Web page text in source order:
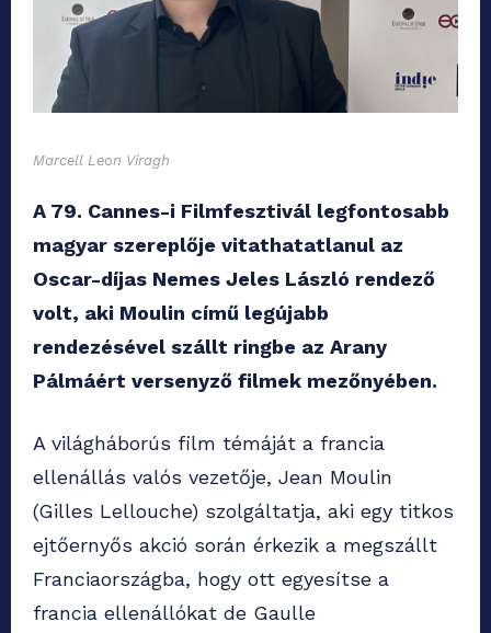
Marcell Leon Viragh
A 79. Cannes-i Filmfesztivál legfontosabb
magyar szereplője vitathatatlanul az
Oscar-díjas Nemes Jeles László rendező
volt, aki Moulin című legújabb
rendezésével szállt ringbe az Arany
Pálmáért versenyző filmek mezőnyében.
A világháborús film témáját a francia
ellenállás valós vezetője, Jean Moulin
(Gilles Lellouche) szolgáltatja, aki egy titkos
ejtőernyős akció során érkezik a megszállt
Franciaországba, hogy ott egyesítse a
francia ellenállókat de Gaulle